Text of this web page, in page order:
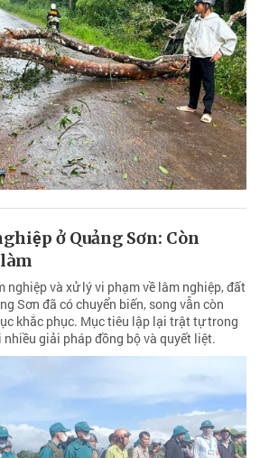
ở Quảng Sơn: Còn
nghiệp và xử lý vi phạm về lâm nghiệp, đất
Sơn đã có chuyển biến, song vẫn còn
khắc phục. Mục tiêu lập lại trật tự trong
giải pháp đồng bộ và quyết liệt.